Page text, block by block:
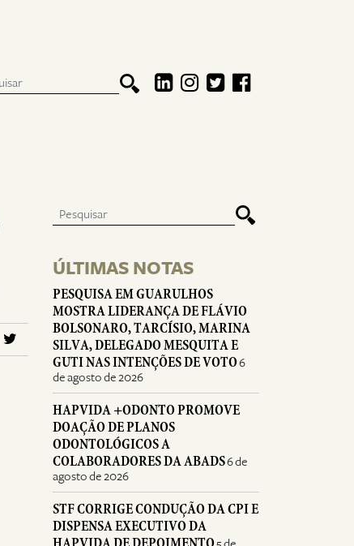
ÚLTIMAS NOTAS
PESQUISA EM GUARULHOS
MOSTRA LIDERANÇA DE FLÁVIO
BOLSONARO, TARCÍSIO, MARINA
SILVA, DELEGADO MESQUITA E
GUTI NAS INTENÇÕES DE VOTO6
de agosto de 2026
HAPVIDA +ODONTO PROMOVE
DOAÇÃO DE PLANOS
ODONTOLÓGICOS A
COLABORADORES DA ABADS6 de
agosto de 2026
STF CORRIGE CONDUÇÃO DA CPI E
DISPENSA EXECUTIVO DA